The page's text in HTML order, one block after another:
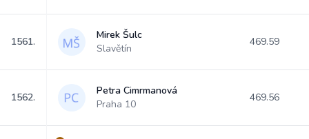
1561.
Mirek Šulc
Slavětín
469.59
1562.
Petra Cimrmanová
Praha 10
469.56